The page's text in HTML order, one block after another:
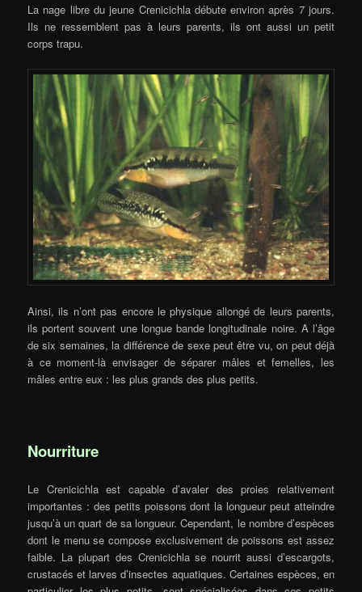
La nage libre du jeune Crenicichla débute environ après 7 jours.
Ils ne ressemblent pas à leurs parents, ils ont aussi un petit
corps trapu.
Ainsi, ils n’ont pas encore le physique allongé de leurs parents,
ils portent souvent une longue bande longitudinale noire. A l’âge
de six semaines, la différence de sexe peut être vu, on peut déjà
à ce moment-là envisager de séparer mâles et femelles, les
mâles entre eux : les plus grands des plus petits.
Nourriture
Le Crenicichla est capable d’avaler des proies relativement
importantes : des petits poissons dont la longueur peut atteindre
jusqu’à un quart de sa longueur. Cependant, le nombre d’espèces
dont le menu se compose exclusivement de poissons est assez
faible. La plupart des Crenicichla se nourrit aussi d’escargots,
crustacés et larves d’insectes aquatiques. Certaines espèces, en